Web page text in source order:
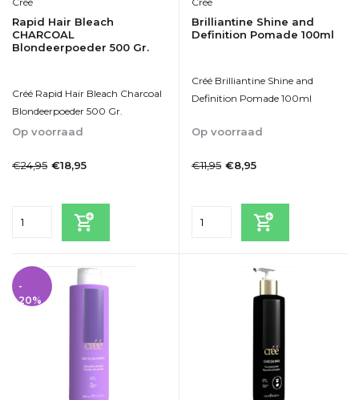
Rapid Hair Bleach
CHARCOAL
Blondeerpoeder 500 Gr.
Créé Rapid Hair Bleach Charcoal
Blondeerpoeder 500 Gr.
Op voorraad
€24,95 €18,95
Brilliantine Shine and
Definition Pomade 100ml
Créé Brilliantine Shine and
Definition Pomade 100ml
Op voorraad
€11,95 €8,95
-
20%